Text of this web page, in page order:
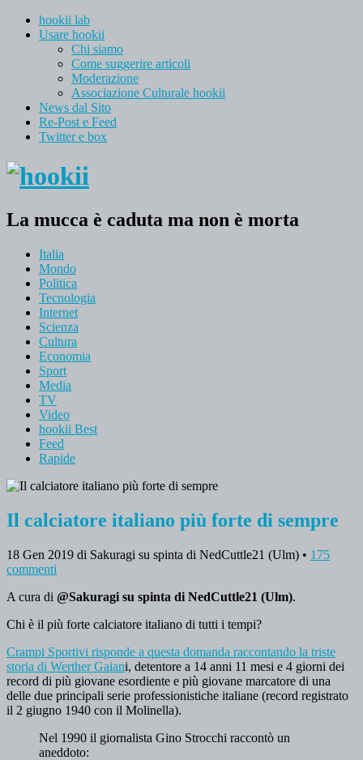
hookii lab
Usare hookii
Chi siamo
Come suggerire articoli
Moderazione
Associazione Culturale hookii
News dal Sito
Re-Post e Feed
Twitter e box
La mucca è caduta ma non è morta
Italia
Mondo
Politica
Tecnologia
Internet
Scienza
Cultura
Economia
Sport
Media
TV
Video
hookii Best
Feed
Rapide
Il calciatore italiano più forte di sempre
18 Gen 2019 di Sakuragi su spinta di NedCuttle21 (Ulm) • 175
commenti
A cura di @Sakuragi su spinta di NedCuttle21 (Ulm).
Chi è il più forte calciatore italiano di tutti i tempi?
Crampi Sportivi risponde a questa domanda raccontando la triste
storia di Werther Gaiani, detentore a 14 anni 11 mesi e 4 giorni dei
record di più giovane esordiente e più giovane marcatore di una
delle due principali serie professionistiche italiane (record registrato
il 2 giugno 1940 con il Molinella).
Nel 1990 il giornalista Gino Strocchi raccontò un
aneddoto: